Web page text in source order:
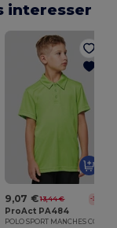
interesser
9,07 € 13,44 € -32%
ProAct PA484